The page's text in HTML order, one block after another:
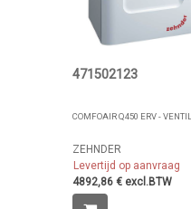
471502123
COMFOAIR Q450 ERV -
ZEHNDER
Levertijd op aanvraag
4892,86 € excl.BTW